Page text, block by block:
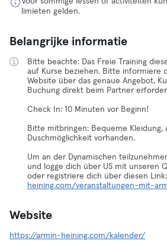
limieten gelden.
Belangrijke informatie
Bitte beachte: Das Freie Training
auf Kurse beziehen. Bitte informiere
Website über das genaue Angebot,
Buchung direkt beim Partner
Check In: 10 Minuten vor Beginn!
Bitte mitbringen: Bequeme Kleidung,
Duschmöglichkeit vorhanden.
Um an der Dynamischen
und logge dich über US mit unseren
oder registriere dich über diesen Link:
heining.com/veranstaltungen-mit-
Website
https://armin-heining.com/kalender/